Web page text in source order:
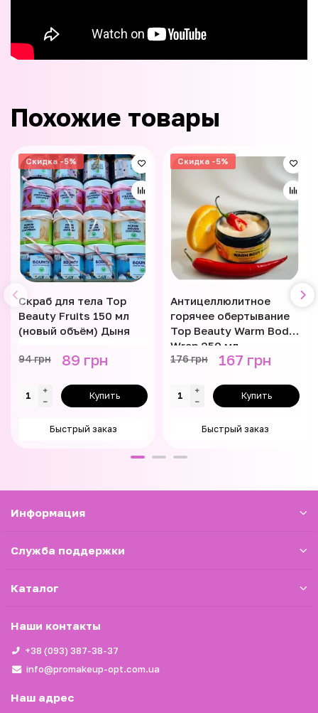
Похожие товары
Скидка -5%
Скраб для тела Top
Beauty Fruits 150 мл
(новый объём) Дыня
94 грн 89 грн
Купить
Быстрый заказ
Скидка -5%
Антицеллюлитное
горячее обертывание
Top Beauty Warm Body
Wrap 250 мл
176 грн 167 грн
Купить
Быстрый заказ
Информация
Служба поддержки
Каталог
Наши контакты
+38 (093) 387-38-37
info@promakeup-opt.com.ua
Наш адрес